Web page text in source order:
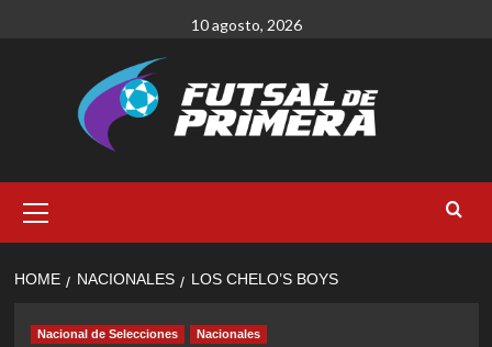
10 agosto, 2026
Menu
HOME NACIONALES LOS CHELO’S BOYS
Nacional de Selecciones Nacionales